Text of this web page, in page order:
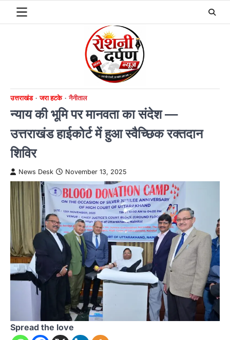
उत्तराखंड जरा हटके नैनीताल
न्याय की भूमि पर मानवता का संदेश —
उत्तराखंड हाईकोर्ट में हुआ स्वैच्छिक रक्तदान
शिविर
News Desk November 13, 2025
Spread the love